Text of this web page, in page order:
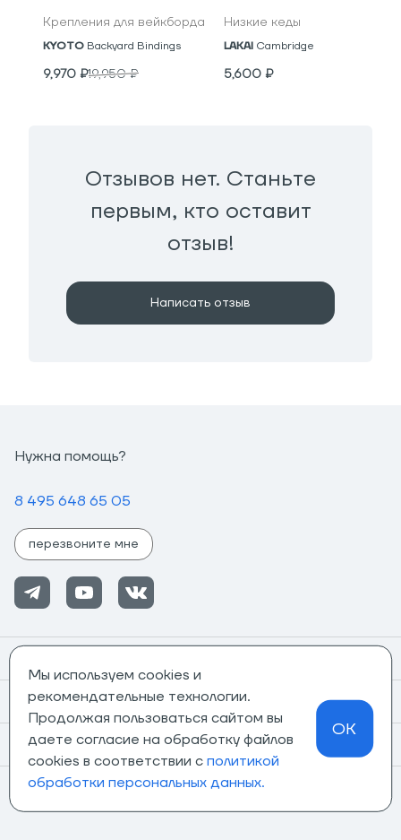
Крепления для вейкборда
KYOTO Backyard Bindings
9,970 ₽19,950₽
Низкие кеды
LAKAI Cambridge
5,600 ₽
Отзывов нет. Станьте
первым, кто оставит
отзыв!
Написать отзыв
Нужна помощь?
8 495 648 65 05
перезвоните мне
Информация
О компании
Магазины
Мы используем cookies и
рекомендательные технологии.
Продолжая пользоваться сайтом вы
даете согласие на обработку файлов
cookies в соответствии с политикой
обработки персональных данных.
OK